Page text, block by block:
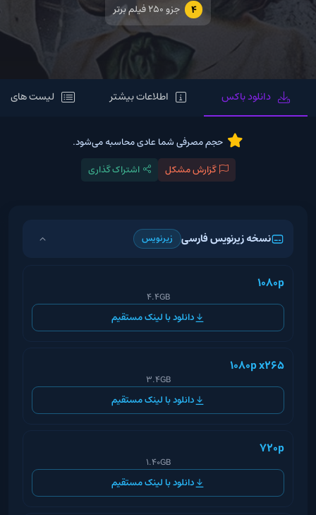
4 جزو ۲۵۰ فیلم برتر
دانلود باکس اطلاعات بیشتر لیست های
حجم مصرفی شما عادی محاسبه می‌شود.
گزارش مشکل
اشتراک گذاری
نسخه زیرنویس فارسی زیرنویس
1080p
4.4GB
دانلود با لینک مستقیم
1080p x265
3.4GB
دانلود با لینک مستقیم
720p
1.40GB
دانلود با لینک مستقیم